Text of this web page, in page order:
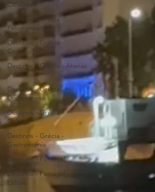
Cicládes
Destinos - Grécia -
Peloponeso
Destinos - Grécia -
Corinto/Fócida
Destinos - Grécia - Atenas
e Ática
Destinos - Grécia -
Dodecaneso
Destinos - Grécia -
Cultura
Destinos - Grécia -
Gastronomia
Destinos - Portugal
Destinos - Portugal -
Lisboa